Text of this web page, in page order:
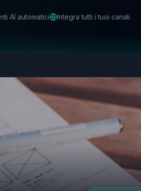
AI automatici Integra tutti i tuoi canali